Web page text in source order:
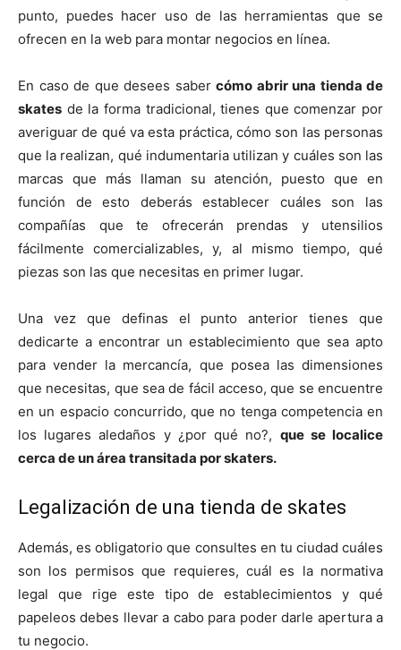
punto, puedes hacer uso de las herramientas que se
ofrecen en la web para montar negocios en línea.
En caso de que desees saber cómo abrir una tienda de
skates de la forma tradicional, tienes que comenzar por
averiguar de qué va esta práctica, cómo son las personas
que la realizan, qué indumentaria utilizan y cuáles son las
marcas que más llaman su atención, puesto que en
función de esto deberás establecer cuáles son las
compañías que te ofrecerán prendas y utensilios
fácilmente comercializables, y, al mismo tiempo, qué
piezas son las que necesitas en primer lugar.
Una vez que definas el punto anterior tienes que
dedicarte a encontrar un establecimiento que sea apto
para vender la mercancía, que posea las dimensiones
que necesitas, que sea de fácil acceso, que se encuentre
en un espacio concurrido, que no tenga competencia en
los lugares aledaños y ¿por qué no?, que se localice
cerca de un área transitada por skaters.
Legalización de una tienda de skates
Además, es obligatorio que consultes en tu ciudad cuáles
son los permisos que requieres, cuál es la normativa
legal que rige este tipo de establecimientos y qué
papeleos debes llevar a cabo para poder darle apertura a
tu negocio.